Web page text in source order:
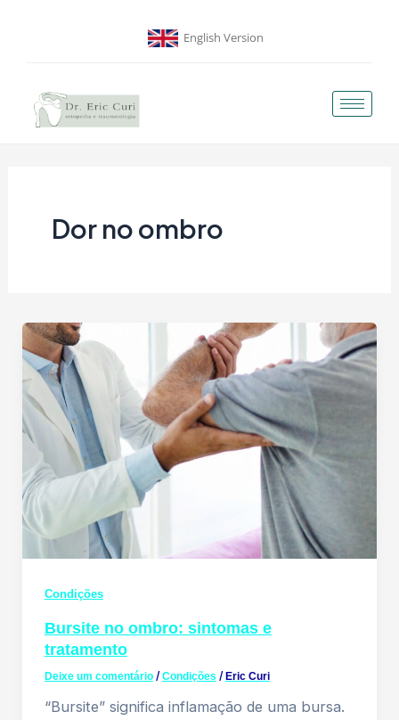
English Version
Dor no ombro
Condições
Bursite no ombro: sintomas e
tratamento
Deixe um comentário /Condições /Eric Curi
“Bursite” significa inflamação de uma bursa.